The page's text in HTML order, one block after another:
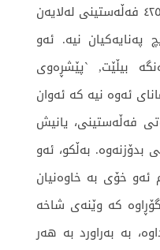
کە هەنووکە ئەم وتارە دەنووسم، ٤٢٥ فەڵەستینی لەلایەن
پەنایەکیان نیە. ئەو
بیڵێت, `پێشڕەوی
ئەوە نیە کە ئەوان
فەڵەستینی، یانیش
بەڵکو، ئەو
ئەو خۆی بە خاوەنیان
کە وێنەی شاخە
بە بەراورد بە هەر